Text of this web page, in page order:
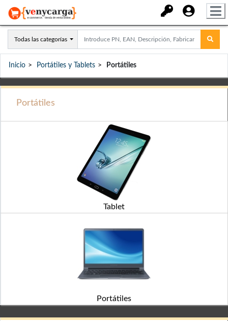
Todas las categorías
Inicio Portátiles y Tablets Portátiles
Portátiles
Tablet
Portátiles